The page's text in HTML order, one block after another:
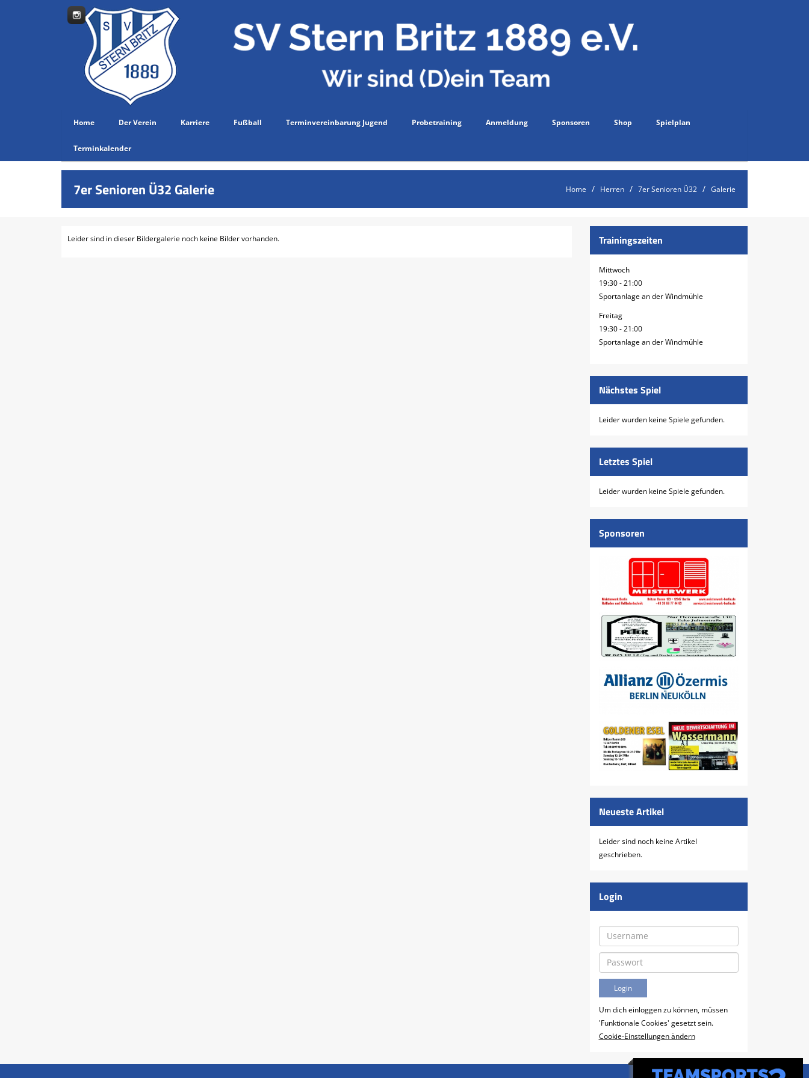
Home Der Verein Karriere Fußball Terminvereinbarung Jugend Probetraining Anmeldung Sponsoren Shop Spielplan
Terminkalender
7er Senioren Ü32 Galerie Home Herren 7er Senioren Ü32 Galerie
Leider sind in dieser Bildergalerie noch keine Bilder vorhanden. Trainingszeiten
Mittwoch
19:30 - 21:00
Sportanlage an der Windmühle
Freitag
19:30 - 21:00
Sportanlage an der Windmühle
Nächstes Spiel
Leider wurden keine Spiele gefunden.
Letztes Spiel
Leider wurden keine Spiele gefunden.
Sponsoren
Neueste Artikel
Leider sind noch keine Artikel
geschrieben.
Login
Um dich einloggen zu können, müssen
'Funktionale Cookies' gesetzt sein.
Cookie-Einstellungen ändern